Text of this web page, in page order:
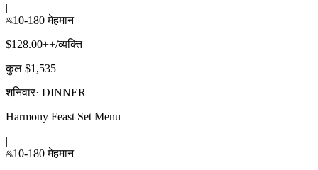
|
10-180 मेहमान
$128.00++/व्यक्ति
कुल $1,535
शनिवार· DINNER
Harmony Feast Set Menu
|
10-180 मेहमान